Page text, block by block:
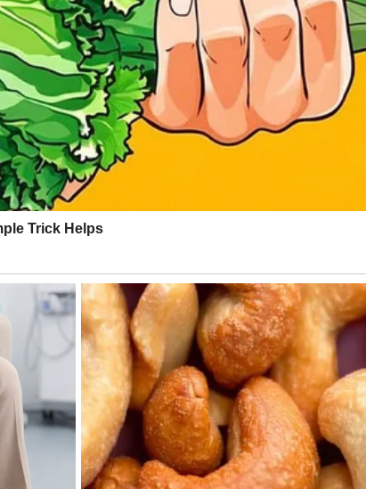
razgovor i preuzimanje odgovornosti
da ideš putem koji je zaista tvoj
druge osobe – već tvoje spremnosti. Da li zaista želiš
Da li si bežao od dubine jer si se plašio gubitka
ne oduzima slobodu – ona je stvara. Kada jednom
unutrašnji nemir. Osećaš se lakše, čak i ako još ne znaš
Ponekad sloboda dolazi tek kada ostaneš i pogledaš
juriš